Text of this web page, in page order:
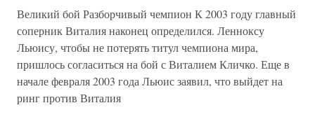
Великий бой Разборчивый чемпион К 2003 году главный
соперник Виталия наконец определился. Ленноксу
Льюису, чтобы не потерять титул чемпиона мира,
пришлось согласиться на бой с Виталием Кличко. Еще в
начале февраля 2003 года Льюис заявил, что выйдет на
ринг против Виталия